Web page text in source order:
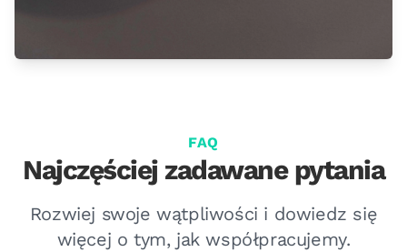
FAQ
Najczęściej zadawane pytania
Rozwiej swoje wątpliwości i dowiedz się
więcej o tym, jak współpracujemy.